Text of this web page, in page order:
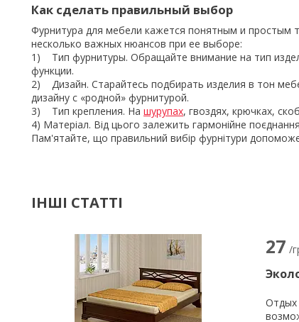
Как сделать правильный выбор
Фурнитура для мебели кажется понятным и простым
несколько важных нюансов при ее выборе:
1) Тип фурнитуры. Обращайте внимание на тип
функции.
2) Дизайн. Старайтесь подбирать изделия в тон
дизайну с «родной» фурнитурой.
3) Тип крепления. На шурупах, гвоздях, крючках,
4) Матеріал. Від цього залежить гармонійне
Пам'ятайте, що правильний вибір фурнітури
ІНШІ СТАТТІ
27 /
Отдых